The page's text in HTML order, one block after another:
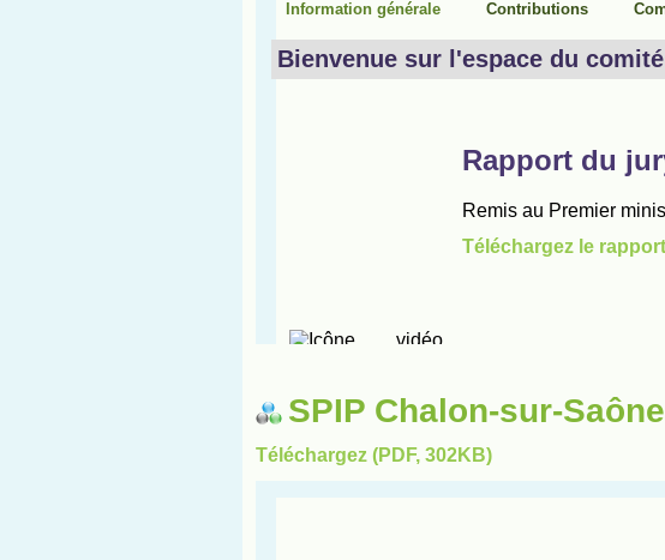
SPIP Chalon-sur-Saône
Téléchargez (PDF, 302KB)